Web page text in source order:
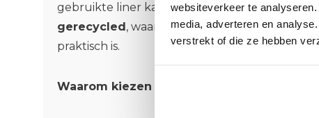
websiteverkeer te
media, adverteren en
verstrekt of die ze hebben
gebruikte liner kan na het afspoelen
gerecycled, waardoor je onderhoud niet
praktisch is.
Waarom kiezen voor deze Napoleon